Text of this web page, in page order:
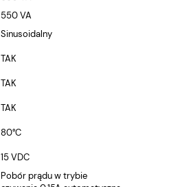
550 VA
Sinusoidalny
TAK
TAK
TAK
80°C
15 VDC
Pobór prądu w trybie